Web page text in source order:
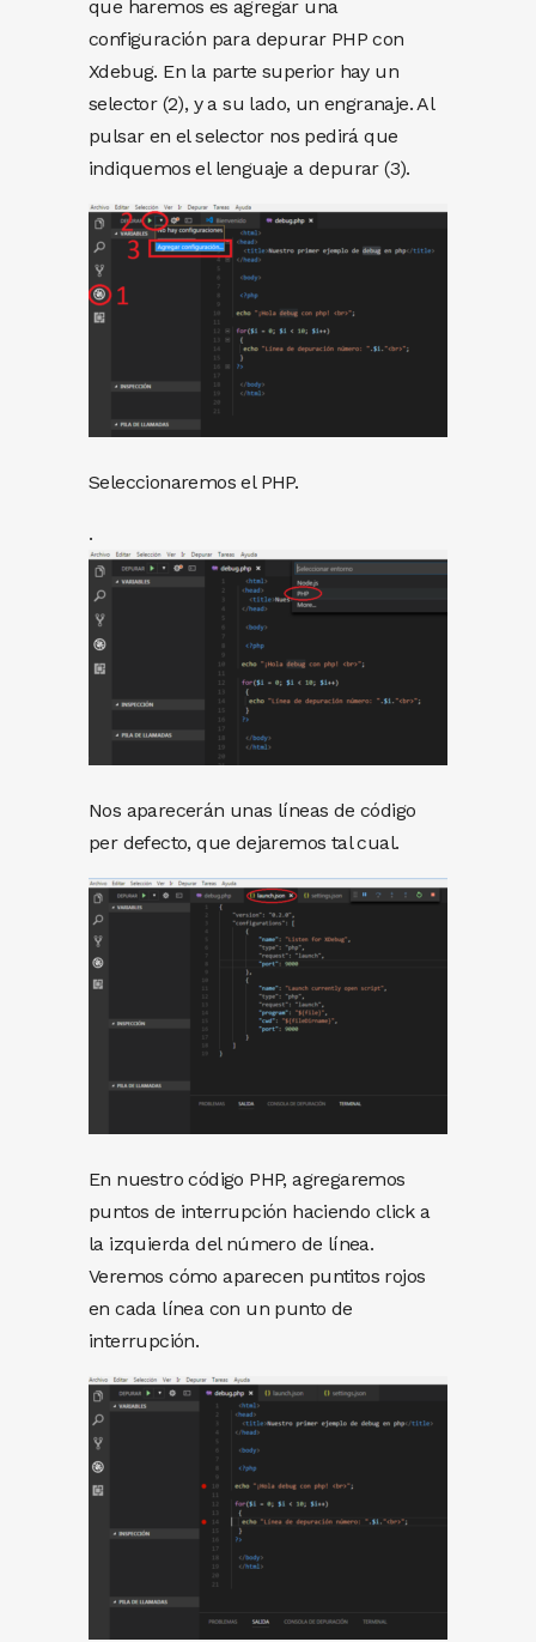
que haremos es agregar una
configuración para depurar PHP con
Xdebug. En la parte superior hay un
selector (2), y a su lado, un engranaje. Al
pulsar en el selector nos pedirá que
indiquemos el lenguaje a depurar (3).
Seleccionaremos el PHP.
.
Nos aparecerán unas líneas de código
per defecto, que dejaremos tal cual.
En nuestro código PHP, agregaremos
puntos de interrupción haciendo click a
la izquierda del número de línea.
Veremos cómo aparecen puntitos rojos
en cada línea con un punto de
interrupción.